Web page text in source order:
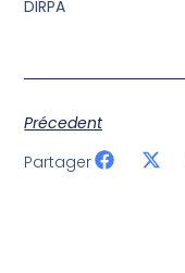
DIRPA
Précedent
Partager